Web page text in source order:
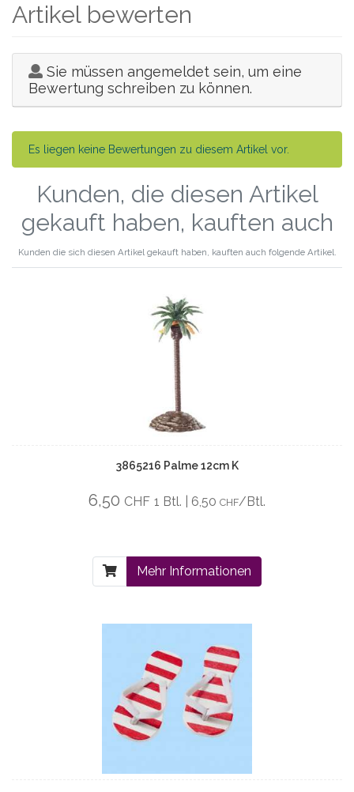
Artikel bewerten
Sie müssen angemeldet sein, um eine
Bewertung schreiben zu können.
Es liegen keine Bewertungen zu diesem Artikel vor.
Kunden, die diesen Artikel
gekauft haben, kauften auch
Kunden die sich diesen Artikel gekauft haben, kauften auch folgende Artikel.
3865216 Palme 12cm K
6,50 CHF 1 Btl. | 6,50 CHF/Btl.
Mehr Informationen